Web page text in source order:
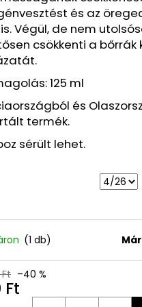
és az
Végül, de nem
csökkenti a bőrrák
125 ml
és
termék.
sérült lehet.
(1 db)
Ft –40 %
Ft
VÍZÁLLÓ
FEKETE, 7,6 ML